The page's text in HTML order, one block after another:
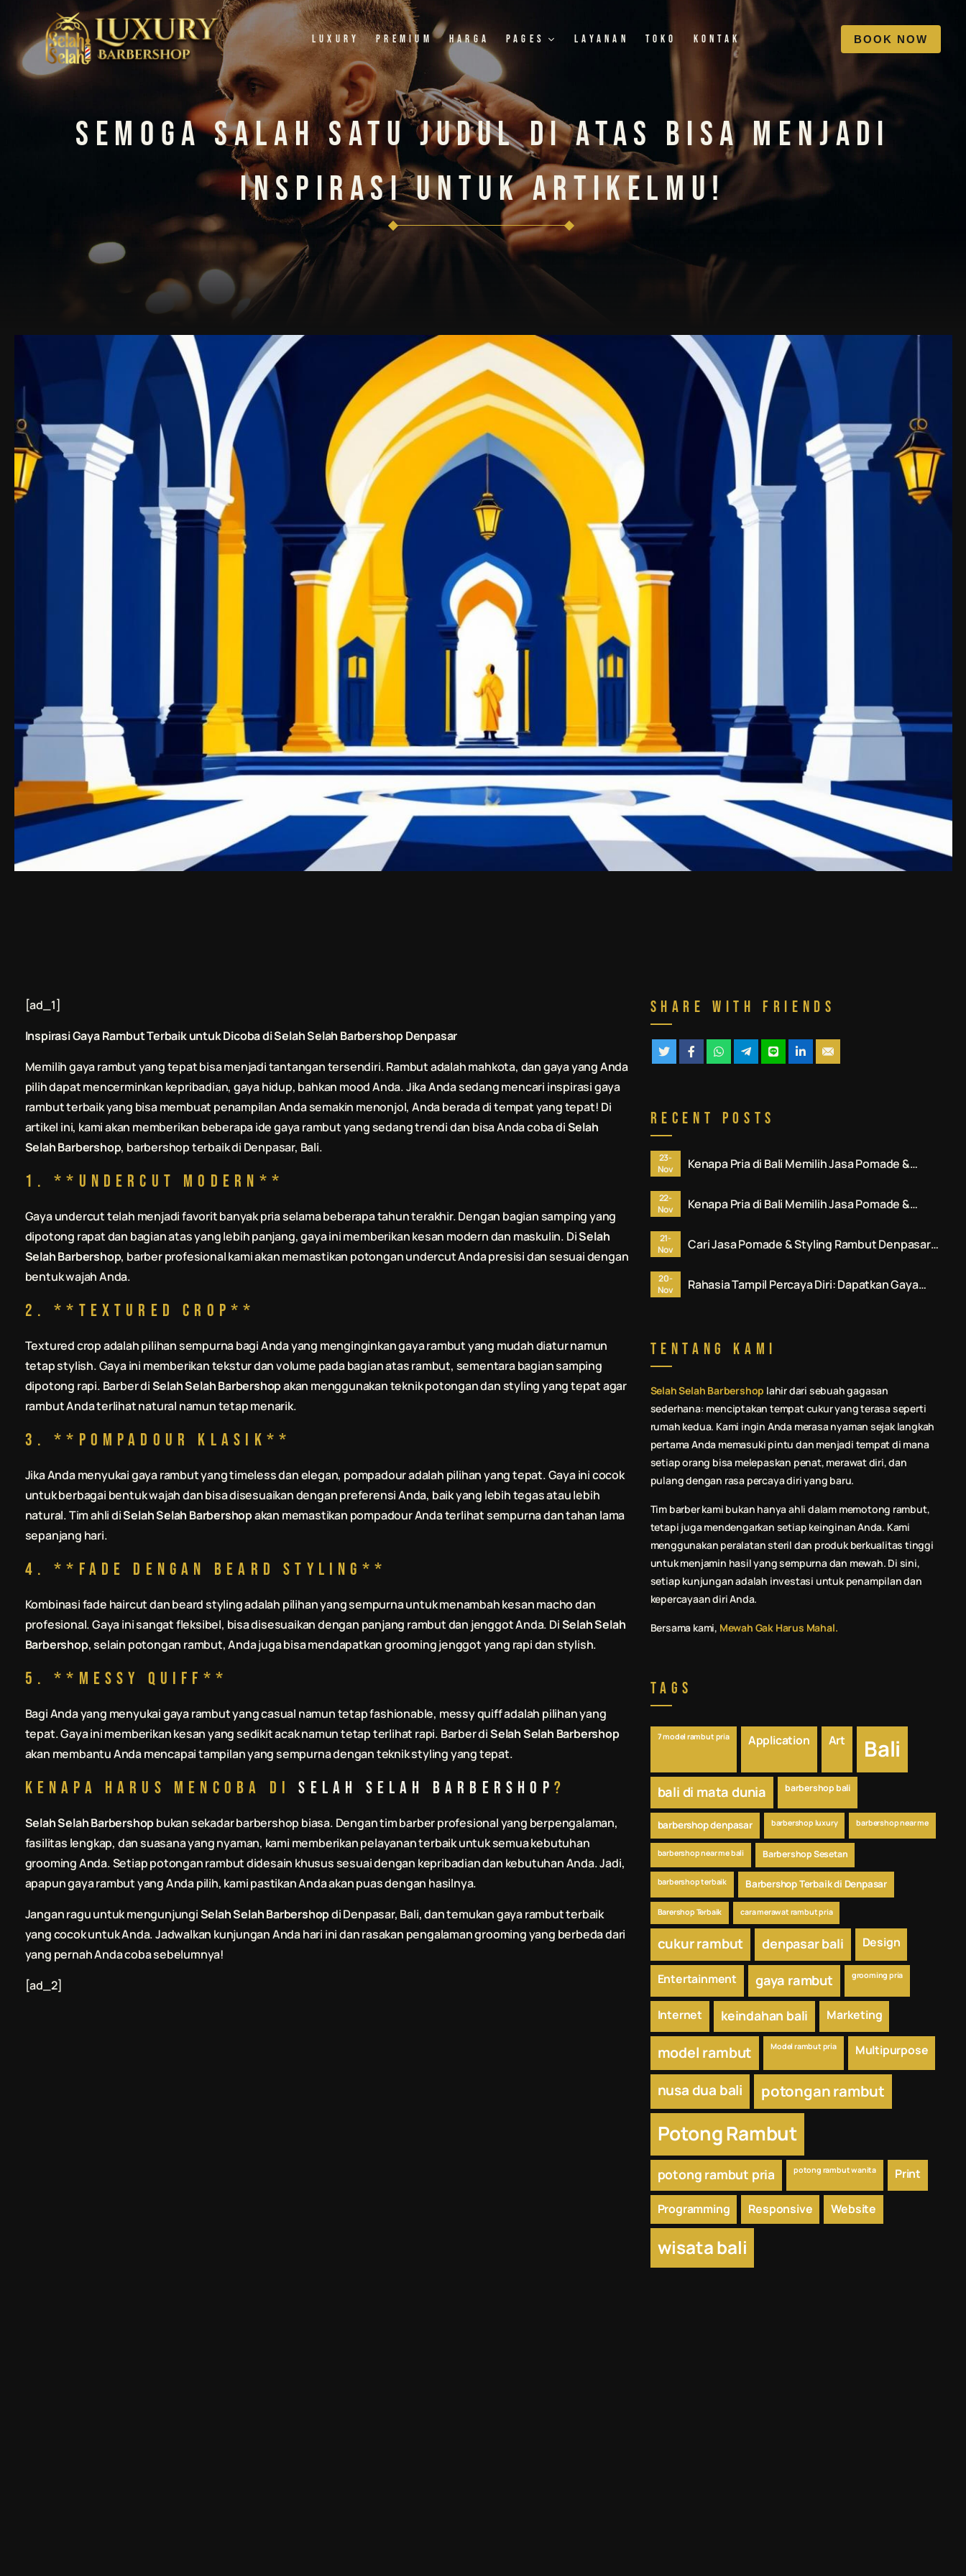
Luxury Premium Harga Pages Layanan Toko Kontak BOO K NOW
Semoga Salah Satu Judul Di Atas Bisa Menjadi
Inspirasi Untuk Artikelmu!
[ad_1]
Inspirasi Gaya Rambut Terbaik untuk Dicoba diSelah Selah BarbershopDenpasar
Memilih gaya rambut yang tepat bisa menjadi tantangan tersendiri. Rambut adalah mahkota, dan gaya yang Anda
pilih dapat mencerminkan kepribadian, gaya hidup, bahkan mood Anda. Jika Anda sedang mencari inspirasi gaya
rambut terbaik yang bisa membuat penampilan Anda semakin menonjol, Anda berada di tempat yang tepat! Di
artikel ini, kami akan memberikan beberapa ide gaya rambut yang sedang trendi dan bisa Anda coba diSelah
Selah Barbershop, barbershop terbaik di Denpasar, Bali.
1. **Undercut Modern**
Gaya undercut telah menjadi favorit banyak pria selama beberapa tahun terakhir. Dengan bagian samping yang
dipotong rapat dan bagian atas yang lebih panjang, gaya ini memberikan kesan modern dan maskulin. DiSelah
Selah Barbershop, barber profesional kami akan memastikan potongan undercut Anda presisi dan sesuai dengan
bentuk wajah Anda.
2. **Textured Crop**
Textured crop adalah pilihan sempurna bagi Anda yang menginginkan gaya rambut yang mudah diatur namun
tetap stylish. Gaya ini memberikan tekstur dan volume pada bagian atas rambut, sementara bagian samping
dipotong rapi. Barber diSelah Selah Barbershopakan menggunakan teknik potongan dan styling yang tepat agar
rambut Anda terlihat natural namun tetap menarik.
3. **Pompadour Klasik**
Jika Anda menyukai gaya rambut yang timeless dan elegan, pompadour adalah pilihan yang tepat. Gaya ini cocok
untuk berbagai bentuk wajah dan bisa disesuaikan dengan preferensi Anda, baik yang lebih tegas atau lebih
natural. Tim ahli diSelah Selah Barbershopakan memastikan pompadour Anda terlihat sempurna dan tahan lama
sepanjang hari.
4. **Fade dengan Beard Styling**
Kombinasi fade haircut dan beard styling adalah pilihan yang sempurna untuk menambah kesan macho dan
profesional. Gaya ini sangat fleksibel, bisa disesuaikan dengan panjang rambut dan jenggot Anda. DiSelah Selah
Barbershop, selain potongan rambut, Anda juga bisa mendapatkan grooming jenggot yang rapi dan stylish.
5. **Messy Quiff**
Bagi Anda yang menyukai gaya rambut yang casual namun tetap fashionable, messy quiff adalah pilihan yang
tepat. Gaya ini memberikan kesan yang sedikit acak namun tetap terlihat rapi. Barber diSelah Selah Barbershop
akan membantu Anda mencapai tampilan yang sempurna dengan teknik styling yang tepat.
Kenapa Harus Mencoba diSelah Selah Barbershop ?
Selah Selah Barbershopbukan sekadar barbershop biasa. Dengan tim barber profesional yang berpengalaman,
fasilitas lengkap, dan suasana yang nyaman, kami memberikan pelayanan terbaik untuk semua kebutuhan
grooming Anda. Setiap potongan rambut didesain khusus sesuai dengan kepribadian dan kebutuhan Anda. Jadi,
apapun gaya rambut yang Anda pilih, kami pastikan Anda akan puas dengan hasilnya.
Jangan ragu untuk mengunjungiSelah Selah Barbershopdi Denpasar, Bali, dan temukan gaya rambut terbaik
yang cocok untuk Anda. Jadwalkan kunjungan Anda hari ini dan rasakan pengalaman grooming yang berbeda dari
yang pernah Anda coba sebelumnya!
[ad_2]
Share With Friends
Recent Posts
23-
Nov
Kenapa Pria di Bali Memilih Jasa Pomade &
22-
Nov
Kenapa Pria di Bali Memilih Jasa Pomade &
21-
Nov
Cari Jasa Pomade & Styling Rambut Denpasar?
20-
Nov
Rahasia Tampil Percaya Diri: Dapatkan Gaya
Tentang Kami
Selah Selah Barbershop lahir dari sebuah gagasan
sederhana: menciptakan tempat cukur yang terasa seperti
rumah kedua. Kami ingin Anda merasa nyaman sejak langkah
pertama Anda memasuki pintu dan menjadi tempat di mana
setiap orang bisa melepaskan penat, merawat diri, dan
pulang dengan rasa percaya diri yang baru.
Tim barber kami bukan hanya ahli dalam memotong rambut,
tetapi juga mendengarkan setiap keinginan Anda. Kami
menggunakan peralatan steril dan produk berkualitas tinggi
untuk menjamin hasil yang sempurna dan mewah. Di sini,
setiap kunjungan adalah investasi untuk penampilan dan
kepercayaan diri Anda.
Bersama kami, Mewah Gak Harus Mahal.
Tags
7 model rambut pria Application Art Bali
bali di mata dunia barbershop bali
barbershop denpasar barbershop luxury barbershop near me
barbershop near me bali Barbershop Sesetan
barbershop terbaik Barbershop Terbaik di Denpasar
Barershop Terbaik cara merawat rambut pria
cukur rambut denpasar bali Design
Entertainment gaya rambut grooming pria
Internet keindahan bali Marketing
model rambut Model rambut pria Multipurpose
nusa dua bali potongan rambut
Potong Rambut
potong rambut pria potong rambut wanita Print
Programming Responsive Website
wisata bali